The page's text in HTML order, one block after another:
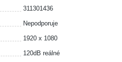
311301436
Nepodporuje
1920 x 1080
120dB reálné